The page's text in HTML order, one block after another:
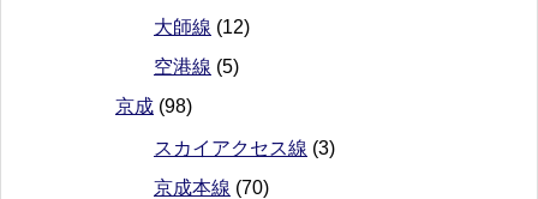
大師線 (12)
空港線 (5)
京成 (98)
スカイアクセス線 (3)
京成本線 (70)